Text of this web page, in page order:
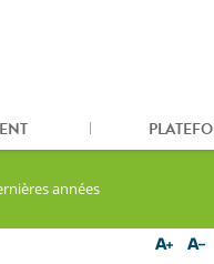
années